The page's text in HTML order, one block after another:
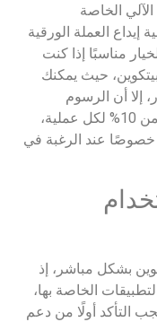
الخاصة
إيداع العملة الورقية
مناسبًا إذا كنت
حيث يمكنك
إلا أن الرسوم
المرتفعة، التي تتراوح بين 5% إلى أكثر من 10% لكل عملية،
خصوصًا عند الرغبة في
بشكل مباشر، إذ
الخاصة بها،
التأكد أولًا من دعم